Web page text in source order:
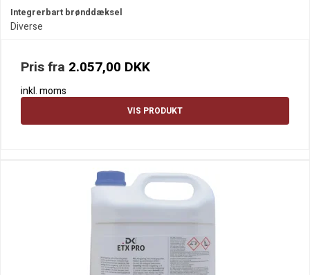
Integrerbart brønddæksel
Diverse
Pris fra 2.057,00 DKK
inkl. moms
VIS PRODUKT